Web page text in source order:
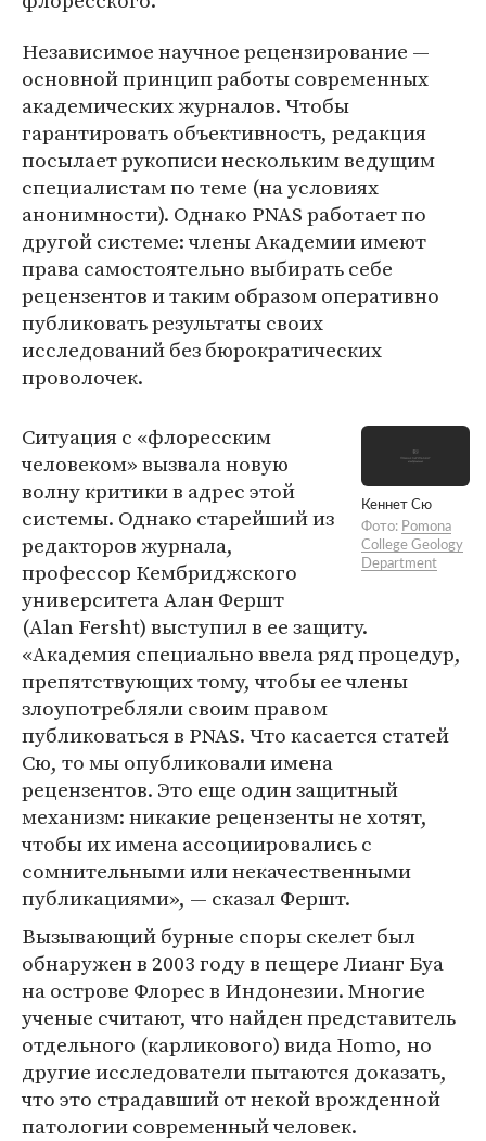
Независимое научное рецензирование —
основной принцип работы современных
академических журналов. Чтобы
гарантировать объективность, редакция
посылает рукописи нескольким ведущим
специалистам по теме (на условиях
анонимности). Однако PNAS работает по
другой системе: члены Академии имеют
права самостоятельно выбирать себе
рецензентов и таким образом оперативно
публиковать результаты своих
исследований без бюрократических
проволочек.
Кеннет Сю
Фото: Pomona
College Geology
Department
Ситуация с «флоресским
человеком» вызвала новую
волну критики в адрес этой
системы. Однако старейший из
редакторов журнала,
профессор Кембриджского
университета Алан Фершт
(Alan Fersht) выступил в ее защиту.
«Академия специально ввела ряд процедур,
препятствующих тому, чтобы ее члены
злоупотребляли своим правом
публиковаться в PNAS. Что касается статей
Сю, то мы опубликовали имена
рецензентов. Это еще один защитный
механизм: никакие рецензенты не хотят,
чтобы их имена ассоциировались с
сомнительными или некачественными
публикациями», — сказал Фершт.
Вызывающий бурные споры скелет был
обнаружен в 2003 году в пещере Лианг Буа
на острове Флорес в Индонезии. Многие
ученые считают, что найден представитель
отдельного (карликового) вида Homo, но
другие исследователи пытаются доказать,
что это страдавший от некой врожденной
патологии современный человек.